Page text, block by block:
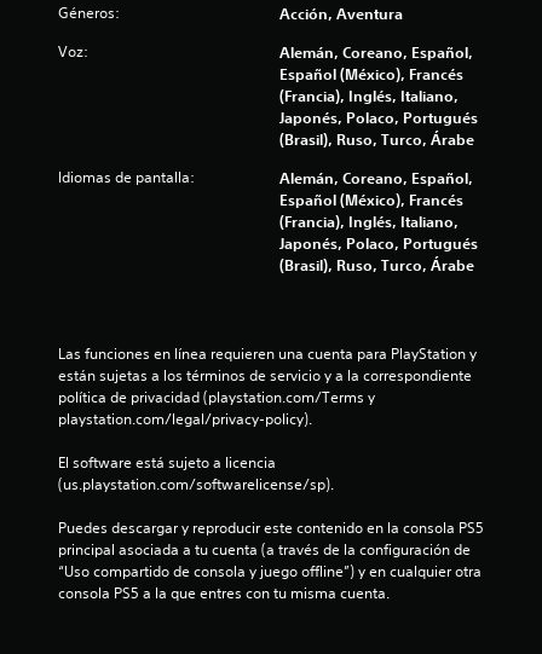
r
e
l
l
a
s
e
c
o
Géneros: Acción, Aventura
Voz:
Alemán, Coreano, Español,
Español (México), Francés
(Francia), Inglés, Italiano,
Japonés, Polaco, Portugués
(Brasil), Ruso, Turco, Árabe
Idiomas de pantalla:
Alemán, Coreano, Español,
Español (México), Francés
(Francia), Inglés, Italiano,
Japonés, Polaco, Portugués
(Brasil), Ruso, Turco, Árabe
Las funciones en línea requieren una cuenta para PlayStation y
están sujetas a los términos de servicio y a la correspondiente
política de privacidad (playstation.com/Terms y
playstation.com/legal/privacy-policy).
El software está sujeto a licencia
(us.playstation.com/softwarelicense/sp).
Puedes descargar y reproducir este contenido en la consola PS5
principal asociada a tu cuenta (a través de la configuración de
“Uso compartido de consola y juego offline”) y en cualquier otra
consola PS5 a la que entres con tu misma cuenta.